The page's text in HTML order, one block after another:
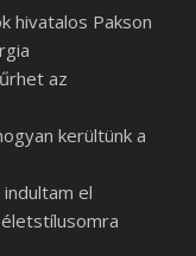
hivatalos Pakson
az
kerültünk a
el